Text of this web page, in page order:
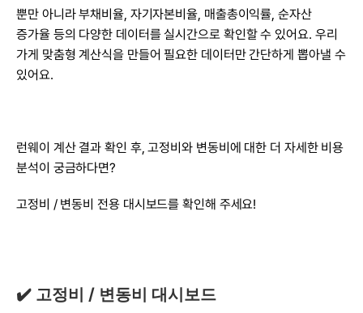
뿐만 아니라 부채비율, 자기자본비율, 매출총이익률, 순자산
증가율 등의 다양한 데이터를 실시간으로 확인할 수 있어요. 우리
가게 맞춤형 계산식을 만들어 필요한 데이터만 간단하게 뽑아낼 수
있어요.
런웨이 계산 결과 확인 후, 고정비와 변동비에 대한 더 자세한 비용
분석이 궁금하다면?
고정비 / 변동비 전용 대시보드를 확인해 주세요!
✔️ 고정비 / 변동비 대시보드